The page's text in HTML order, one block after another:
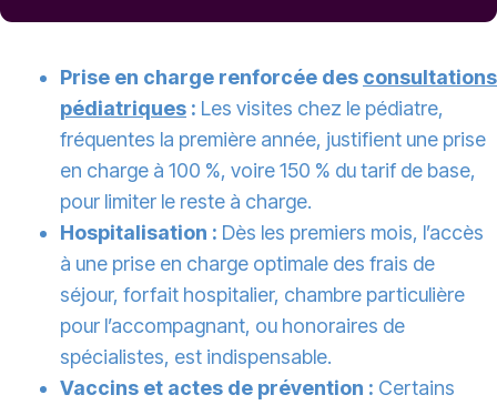
Prise en charge renforcée des consultations
pédiatriques : Les visites chez le pédiatre,
fréquentes la première année, justifient une prise
en charge à 100 %, voire 150 % du tarif de base,
pour limiter le reste à charge.
Hospitalisation : Dès les premiers mois, l’accès
à une prise en charge optimale des frais de
séjour, forfait hospitalier, chambre particulière
pour l’accompagnant, ou honoraires de
spécialistes, est indispensable.
Vaccins et actes de prévention : Certains